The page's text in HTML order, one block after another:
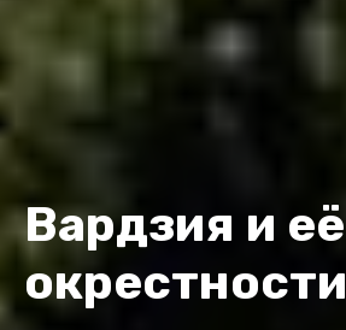
Вардзия и её
окрестности